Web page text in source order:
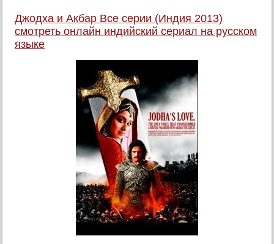
Джодха и Акбар Все серии (Индия 2013)
смотреть онлайн индийский сериал на русском
языке